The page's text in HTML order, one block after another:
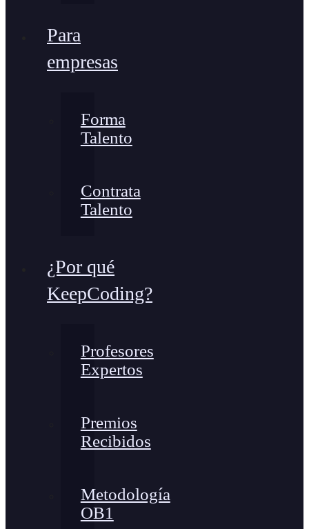
Para
empresas
Forma
Talento
Contrata
Talento
¿Por qué
KeepCoding?
Profesores
Expertos
Premios
Recibidos
Metodología
OB1